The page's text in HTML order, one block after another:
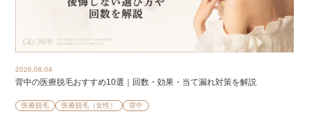
2026.08.04
背中の医療脱毛おすすめ10選｜回数・効果・当て漏れ対策を解説
医療脱毛 医療脱毛（女性） 背中